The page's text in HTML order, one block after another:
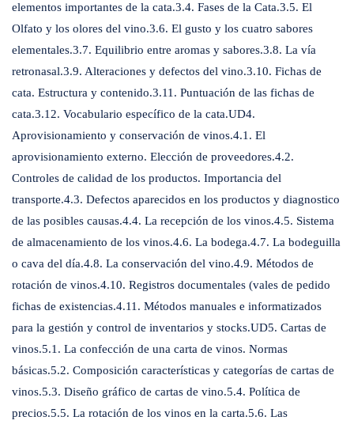
elementos importantes de la cata.3.4. Fases de la Cata.3.5. El
Olfato y los olores del vino.3.6. El gusto y los cuatro sabores
elementales.3.7. Equilibrio entre aromas y sabores.3.8. La vía
retronasal.3.9. Alteraciones y defectos del vino.3.10. Fichas de
cata. Estructura y contenido.3.11. Puntuación de las fichas de
cata.3.12. Vocabulario específico de la cata.UD4.
Aprovisionamiento y conservación de vinos.4.1. El
aprovisionamiento externo. Elección de proveedores.4.2.
Controles de calidad de los productos. Importancia del
transporte.4.3. Defectos aparecidos en los productos y diagnostico
de las posibles causas.4.4. La recepción de los vinos.4.5. Sistema
de almacenamiento de los vinos.4.6. La bodega.4.7. La bodeguilla
o cava del día.4.8. La conservación del vino.4.9. Métodos de
rotación de vinos.4.10. Registros documentales (vales de pedido
fichas de existencias.4.11. Métodos manuales e informatizados
para la gestión y control de inventarios y stocks.UD5. Cartas de
vinos.5.1. La confección de una carta de vinos. Normas
básicas.5.2. Composición características y categorías de cartas de
vinos.5.3. Diseño gráfico de cartas de vino.5.4. Política de
precios.5.5. La rotación de los vinos en la carta.5.6. Las